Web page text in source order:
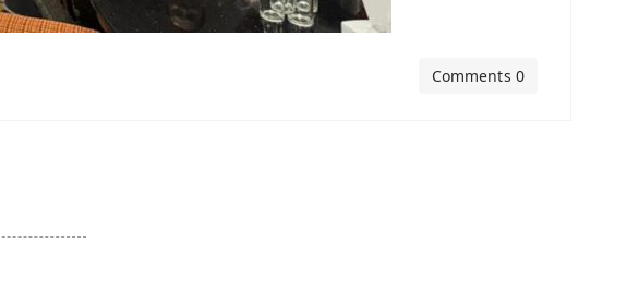
Comments 0